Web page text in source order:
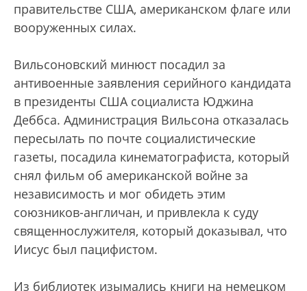
правительстве США, американском флаге или
вооруженных силах.
Вильсоновский минюст посадил за
антивоенные заявления серийного кандидата
в президенты США социалиста Юджина
Деббса. Администрация Вильсона отказалась
пересылать по почте социалистические
газеты, посадила кинематографиста, который
снял фильм об американской войне за
независимость и мог обидеть этим
союзников-англичан, и привлекла к суду
священнослужителя, который доказывал, что
Иисус был пацифистом.
Из библиотек изымались книги на немецком